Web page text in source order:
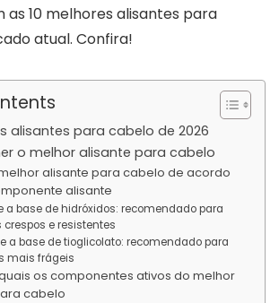
as 10 melhores alisantes para
atual. Confira!
alisantes para cabelo de 2026
o melhor alisante para cabelo
alisante para cabelo de acordo
alisante
a base de hidróxidos: recomendado para
crespos e resistentes
a base de tioglicolato: recomendado para
mais frágeis
os componentes ativos do melhor
cabelo